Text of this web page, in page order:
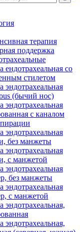
терапия
поддержка
ендотрахеальная со
стилетом
эндотрахеальная
(бычий нос)
эндотрахеальная
с каналом
эндотрахеальная
без манжеты
эндотрахеальная
с манжетой
эндотрахеальная
без манжеты
эндотрахеальная
с манжетой
эндотрахеальная,
эндотрахеальная,